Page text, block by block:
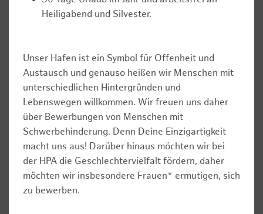
Heiligabend und Silvester.
Unser Hafen ist ein Symbol für Offenheit und
Austausch und genauso heißen wir Menschen mit
unterschiedlichen Hintergründen und
Lebenswegen willkommen. Wir freuen uns daher
über Bewerbungen von Menschen mit
Schwerbehinderung. Denn Deine Einzigartigkeit
macht uns aus! Darüber hinaus möchten wir bei
der HPA die Geschlechtervielfalt fördern, daher
möchten wir insbesondere Frauen* ermutigen, sich
zu bewerben.